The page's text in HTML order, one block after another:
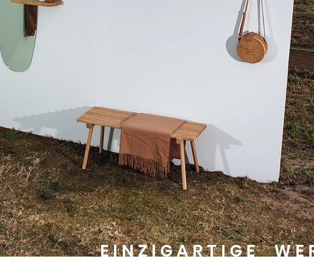
EINZIGARTIGE